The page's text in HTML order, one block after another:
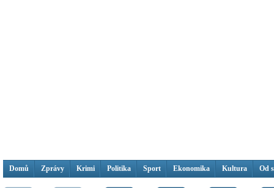
Domů Zprávy Krimi Politika Sport Ekonomika Kultura Od